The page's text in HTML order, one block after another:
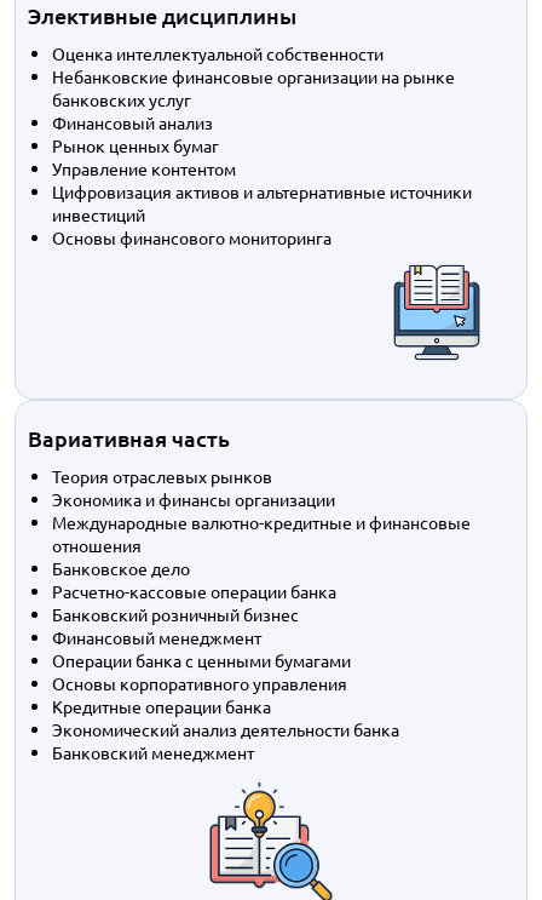
Элективные дисциплины
Оценка интеллектуальной собственности
Небанковские финансовые организации на рынке
банковских услуг
Финансовый анализ
Рынок ценных бумаг
Управление контентом
Цифровизация активов и альтернативные источники
инвестиций
Основы финансового мониторинга
Вариативная часть
Теория отраслевых рынков
Экономика и финансы организации
Международные валютно-кредитные и финансовые
отношения
Банковское дело
Расчетно-кассовые операции банка
Банковский розничный бизнес
Финансовый менеджмент
Операции банка с ценными бумагами
Основы корпоративного управления
Кредитные операции банка
Экономический анализ деятельности банка
Банковский менеджмент